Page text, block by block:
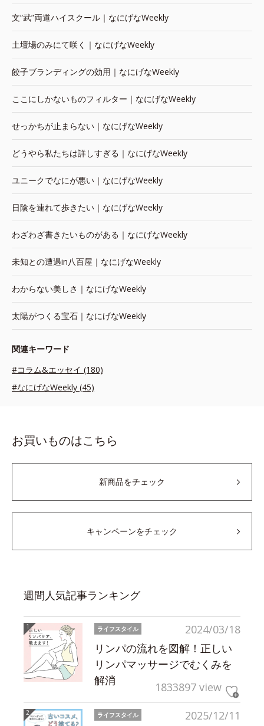
文“武”両道ハイスクール｜なにげなWeekly
土壇場のみにて咲く｜なにげなWeekly
餃子ブランディングの効用｜なにげなWeekly
ここにしかないものフィルター｜なにげなWeekly
せっかちが止まらない｜なにげなWeekly
どうやら私たちは詳しすぎる｜なにげなWeekly
ユニークでなにが悪い｜なにげなWeekly
日陰を連れて歩きたい｜なにげなWeekly
わざわざ書きたいものがある｜なにげなWeekly
未知との遭遇in八百屋｜なにげなWeekly
わからない美しさ｜なにげなWeekly
太陽がつくる宝石｜なにげなWeekly
関連キーワード
#コラム&エッセイ (180)
#なにげなWeekly (45)
お買いものはこちら
新商品をチェック
キャンペーンをチェック
週間人気記事ランキング
2024/03/18
ライフスタイル
リンパの流れを図解！正しい
リンパマッサージでむくみを
解消
1833897 view
2025/12/11
ライフスタイル